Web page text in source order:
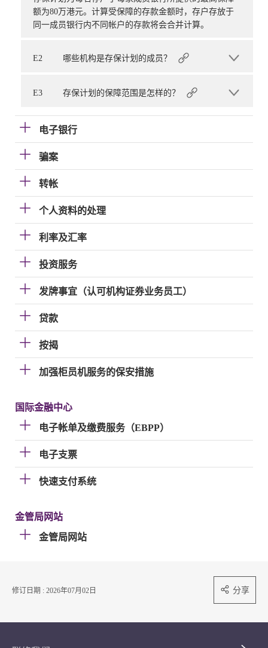
额为80万港元。计算受保障的存款金额时，存户存放于
同一成员银行内不同帐户的存款将会合并计算。
E2 哪些机构是存保计划的成员？
E3 存保计划的保障范围是怎样的？
电子银行
骗案
转帐
个人资料的处理
利率及汇率
投资服务
发牌事宜（认可机构证券业务员工）
贷款
按揭
加强柜员机服务的保安措施
国际金融中心
电子帐单及缴费服务（EBPP）
电子支票
快速支付系统
金管局网站
金管局网站
修订日期 : 2026年07月02日 分享